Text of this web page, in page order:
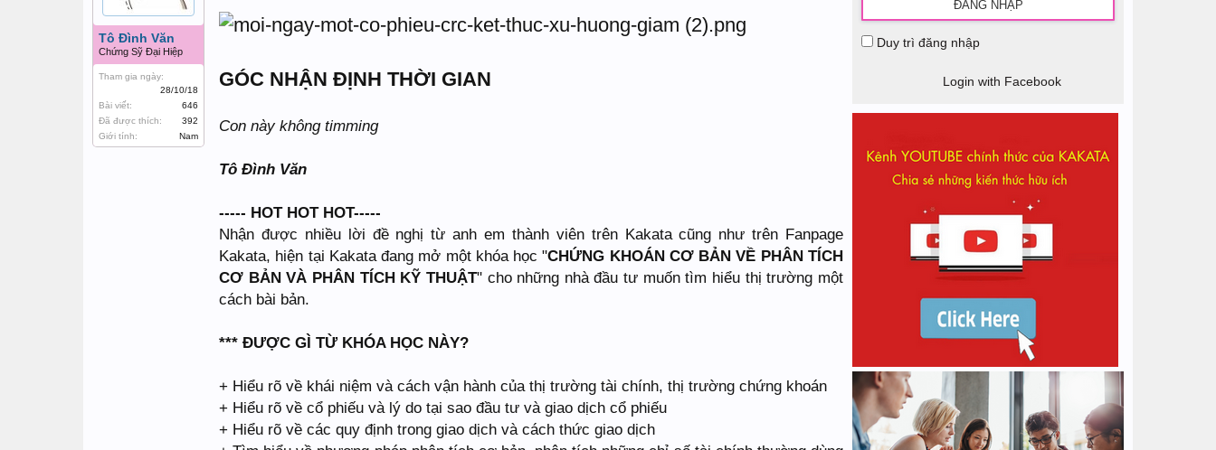
Tô Đình Văn
Chứng Sỹ Đại Hiệp
Tham gia ngày:
28/10/18
Bài viết:
646
Đã được thích:
392
Giới tính:
Nam
GÓC NHẬN ĐỊNH THỜI GIAN
Con này không timming
Tô Đình Văn
----- HOT HOT HOT-----
Nhận được nhiều lời đề nghị từ anh em thành viên trên Kakata cũng như trên Fanpage
Kakata, hiện tại Kakata đang mở một khóa học "CHỨNG KHOÁN CƠ BẢN VỀ PHÂN TÍCH
CƠ BẢN VÀ PHÂN TÍCH KỸ THUẬT" cho những nhà đầu tư muốn tìm hiểu thị trường một
cách bài bản.
*** ĐƯỢC GÌ TỪ KHÓA HỌC NÀY?
+ Hiểu rõ về khái niệm và cách vận hành của thị trường tài chính, thị trường chứng khoán
+ Hiểu rõ về cổ phiếu và lý do tại sao đầu tư và giao dịch cổ phiếu
+ Hiểu rõ về các quy định trong giao dịch và cách thức giao dịch
Duy trì đăng nhập
Login with Facebook